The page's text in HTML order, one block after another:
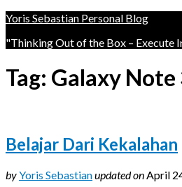
Yoris Sebastian Personal Blog
"Thinking Out of the Box – Execute
Tag: Galaxy Note
Belajar Dari Kekalahan
byYoris Sebastianupdated on April